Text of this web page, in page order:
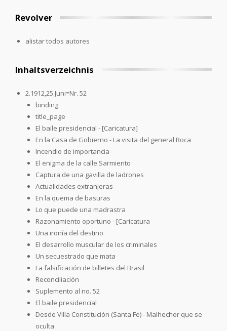
Revolver
alistar todos autores
Inhaltsverzeichnis
2.1912,25.Juni=Nr. 52
binding
title_page
El baile presidencial - [Caricatura]
En la Casa de Gobierno - La visita del general Roca
Incendio de importancia
El enigma de la calle Sarmiento
Captura de una gavilla de ladrones
Actualidades extranjeras
En la quema de basuras
Lo que puede una madrastra
Razonamiento oportuno - [Caricatura
Una ironía del destino
El desarrollo muscular de los criminales
Un secuestrado que mata
La falsificación de billetes del Brasil
Reconciliación
Suplemento al no. 52
El baile presidencial
Desde Villa Constitución (Santa Fe) - Malhechor que se
oculta